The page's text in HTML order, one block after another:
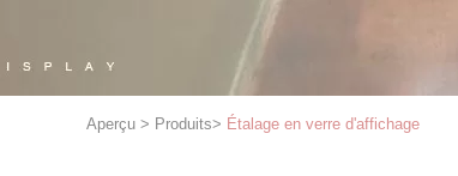
Aperçu > Produits> Étalage en verre d'affichage